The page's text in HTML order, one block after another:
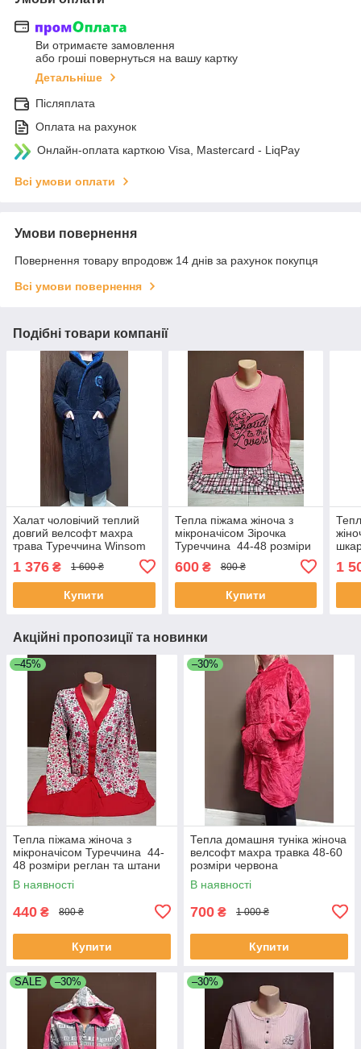
Ви отримаєте замовлення
або гроші повернуться на вашу картку
Детальніше
Післяплата
Оплата на рахунок
Онлайн-оплата карткою Visa, Mastercard - LiqPay
Всі умови оплати
Умови повернення
Повернення товару впродовж 14 днів за рахунок покупця
Всі умови повернення
Подібні товари компанії
Халат чоловічий теплий
довгий велсофт махра
трава Туреччина Winsom
1 376 ₴ 1 600 ₴
Купити
Тепла піжама жіноча з
мікроначісом Зірочка
Туреччина 44-48 розміри
рожева
600₴ 800 ₴
Купити
1
Акційні пропозиції та новинки
–45%
Тепла піжама жіноча з
мікроначісом Туреччина 44-
48 розміри реглан та штани
байка червона і малина
В наявності
440 ₴ 800 ₴
Купити
–30%
Тепла домашня туніка жіноча
велсофт махра травка 48-60
розміри червона
В наявності
700 ₴ 1 000 ₴
Купити
SALE –30% –30%